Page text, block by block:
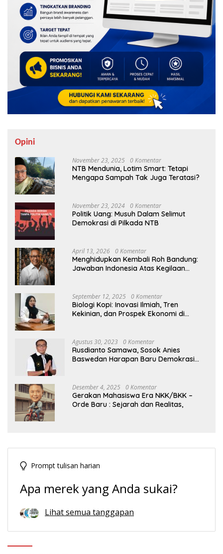
Opini
November 23, 2025 0 Komentar
NTB Mendunia, Lotim Smart: Tetapi
Mengapa Sampah Tak Juga Teratasi?
November 23, 2024 0 Komentar
Politik Uang: Musuh Dalam Selimut
Demokrasi di Pilkada NTB
April 13, 2026 0 Komentar
Menghidupkan Kembali Roh Bandung:
Jawaban Indonesia Atas Kegilaan
September 12, 2025 0 Komentar
Biologi Kopi: Inovasi Ilmiah, Tren
Kekinian, dan Prospek Ekonomi di
Agustus 30, 2023 0 Komentar
Rusdianto Samawa, Sosok Anies
Baswedan Harapan Baru Demokrasi
Desember 4, 2025 0 Komentar
Gerakan Mahasiswa Era NKK/BKK –
Orde Baru : Sejarah dan Realitas,
Prompt tulisan harian
Apa merek yang Anda sukai?
Lihat semua tanggapan